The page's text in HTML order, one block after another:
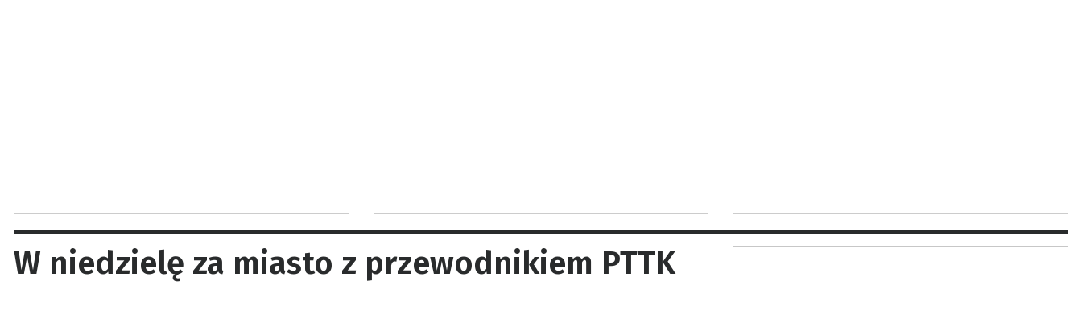
W niedzielę za miasto z przewodnikiem PTTK